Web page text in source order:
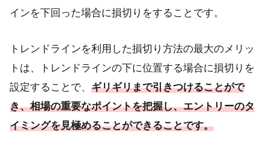
インを下回った場合に損切りをすることです。
トレンドラインを利用した損切り方法の最大のメリッ
トは、トレンドラインの下に位置する場合に損切りを
設定することで、 ギリギリまで引きつけることがで
き、相場の重要なポイントを把握し、エントリーのタ
イミングを見極めることができることです。